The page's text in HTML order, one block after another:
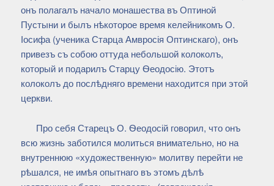
онъ полагалъ начало монашества въ Оптиной
Пустыни и былъ нѣкоторое время келейникомъ О.
Іосифа (ученика Старца Амвросія Оптинскаго), онъ
привезъ съ собою оттуда небольшой колоколъ,
который и подарилъ Старцу Ѳеодосію. Этотъ
колоколъ до послѣдняго времени находится при этой
церкви.
Про себя Старецъ О. Ѳеодосій говорил, что онъ
всю жизнь заботился молиться внимательно, но на
внутреннюю «художественную» молитву перейти не
рѣшался, не имѣя опытнаго въ этомъ дѣлѣ